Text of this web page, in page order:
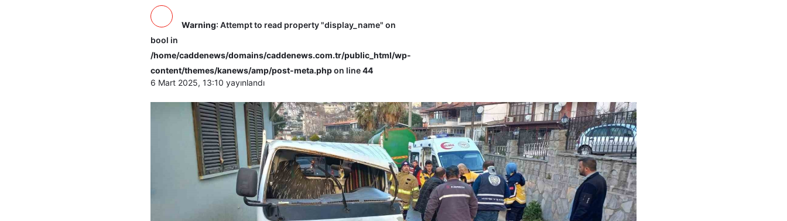
Warning: Attempt to read property "display_name" on
bool in
/home/caddenews/domains/caddenews.com.tr/public_html/wp-
content/themes/kanews/amp/post-meta.phpon line44
6 Mart 2025, 13:10 yayınlandı